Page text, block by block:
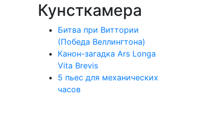
Кунсткамера
Битва при Виттории
(Победа Веллингтона)
Канон-загадка Ars Longa
Vita Brevis
5 пьес для механических
часов